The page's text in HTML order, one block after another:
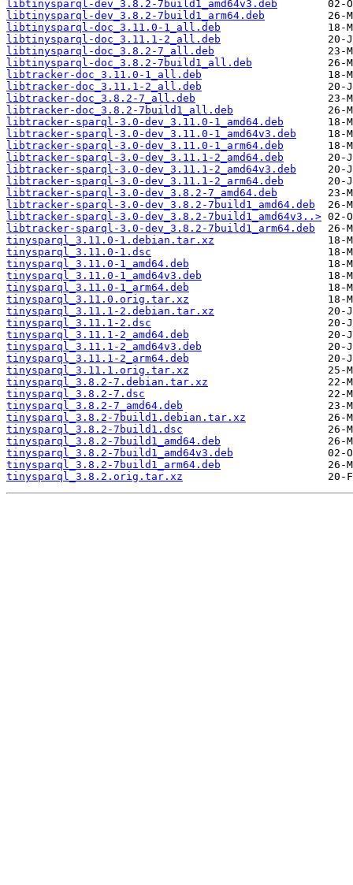
libtinysparql-dev_3.8.2-7build1_amd64v3.deb
libtinysparql-dev_3.8.2-7build1_arm64.deb
libtinysparql-doc_3.11.0-1_all.deb
libtinysparql-doc_3.11.1-2_all.deb
libtinysparql-doc_3.8.2-7_all.deb
libtinysparql-doc_3.8.2-7build1_all.deb
libtracker-doc_3.11.0-1_all.deb
libtracker-doc_3.11.1-2_all.deb
libtracker-doc_3.8.2-7_all.deb
libtracker-doc_3.8.2-7build1_all.deb
libtracker-sparql-3.0-dev_3.11.0-1_amd64.deb
libtracker-sparql-3.0-dev_3.11.0-1_amd64v3.deb
libtracker-sparql-3.0-dev_3.11.0-1_arm64.deb
libtracker-sparql-3.0-dev_3.11.1-2_amd64.deb
libtracker-sparql-3.0-dev_3.11.1-2_amd64v3.deb
libtracker-sparql-3.0-dev_3.11.1-2_arm64.deb
libtracker-sparql-3.0-dev_3.8.2-7_amd64.deb
libtracker-sparql-3.0-dev_3.8.2-7build1_amd64.deb
libtracker-sparql-3.0-dev_3.8.2-7build1_amd64v3..>
libtracker-sparql-3.0-dev_3.8.2-7build1_arm64.deb
tinysparql_3.11.0-1.debian.tar.xz
tinysparql_3.11.0-1.dsc
tinysparql_3.11.0-1_amd64.deb
tinysparql_3.11.0-1_amd64v3.deb
tinysparql_3.11.0-1_arm64.deb
tinysparql_3.11.0.orig.tar.xz
tinysparql_3.11.1-2.debian.tar.xz
tinysparql_3.11.1-2.dsc
tinysparql_3.11.1-2_amd64.deb
tinysparql_3.11.1-2_amd64v3.deb
tinysparql_3.11.1-2_arm64.deb
tinysparql_3.11.1.orig.tar.xz
tinysparql_3.8.2-7.debian.tar.xz
tinysparql_3.8.2-7.dsc
tinysparql_3.8.2-7_amd64.deb
tinysparql_3.8.2-7build1.debian.tar.xz
tinysparql_3.8.2-7build1.dsc
tinysparql_3.8.2-7build1_amd64.deb
tinysparql_3.8.2-7build1_amd64v3.deb
tinysparql_3.8.2-7build1_arm64.deb
tinysparql_3.8.2.orig.tar.xz